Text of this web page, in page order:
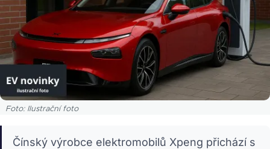
Foto: Ilustrační foto
Čínský výrobce elektromobilů Xpeng přichází s